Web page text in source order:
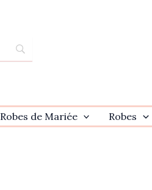
Robes de Mariée Robes